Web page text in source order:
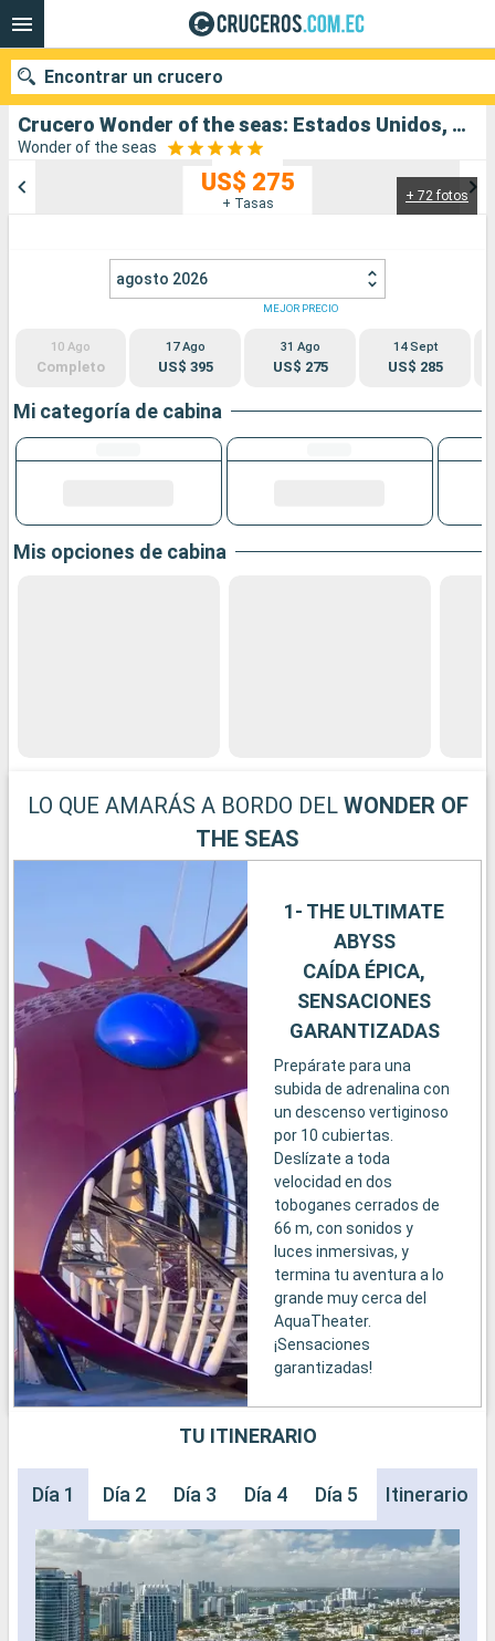
Crucero Wonder of the seas: Estados Unidos, Bahamas salida desde Miami
Wonder of the seas
+ 72 fotos
US$ 275
+ Tasas
agosto 2026
10 Ago
Completo
17 Ago
US$ 395
MEJOR PRECIO
31 Ago
US$ 275
14 Sept
US$ 285
Mi categoría de cabina
Mis opciones de cabina
LO QUE AMARÁS A BORDO DEL WONDER OF
THE SEAS
1- THE ULTIMATE
ABYSS
CAÍDA ÉPICA,
SENSACIONES
GARANTIZADAS
Prepárate para una
subida de adrenalina con
un descenso vertiginoso
por 10 cubiertas.
Deslízate a toda
velocidad en dos
toboganes cerrados de
66 m, con sonidos y
luces inmersivas, y
termina tu aventura a lo
grande muy cerca del
AquaTheater.
¡Sensaciones
garantizadas!
TU ITINERARIO
Día 1 Día 2 Día 3 Día 4 Día 5 Itinerario
Encontrar un crucero
Compañías
Buscar